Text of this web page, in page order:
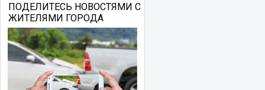
ПОДЕЛИТЕСЬ НОВОСТЯМИ С
ЖИТЕЛЯМИ ГОРОДА